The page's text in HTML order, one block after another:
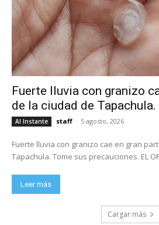
Fuerte lluvia con granizo
de la ciudad de Tapachula.
Al Instante staff - 5 agosto, 2026
Fuerte lluvia con granizo cae en gran
Tapachula. Tome sus precauciones.
Leer más
Cargar más